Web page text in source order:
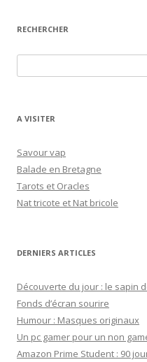
RECHERCHER
e
h
r
c
h
e
:
A VISITER
Savour vap
Balade en Bretagne
Tarots et Oracles
Nat tricote et Nat bricole
DERNIERS ARTICLES
Découverte du jour : le sapin
Fonds d’écran sourire
Humour : Masques originaux
Un pc gamer pour un non
Amazon Prime Student : 90